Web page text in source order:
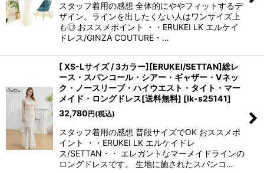
スタッフ着用の感想 全体的にややフィットするデ
ザイン。ラインを出したくない人はワンサイズ上
も◎ おススメポイント ・・ERUKEI LK エルケイ
ドレス/GINZA COUTURE・…
[ XS-Lサイズ / 3カラー][ERUKEI/SETTAN]総レ
ース・スパンコール・シアー・ギャザー・Vネッ
ク・ノースリーブ・ハイウエスト・タイト・マー
メイド・ロングドレス[送料無料] [lk-s25141]
32,780円(税込)
スタッフ着用の感想 普段サイズでOK おススメポ
イント ・・ERUKEI LK エルケイドレ
ス/SETTAN・・ エレガントなマーメイドラインの
ロングドレスです。 生地に施されたスパンコ…